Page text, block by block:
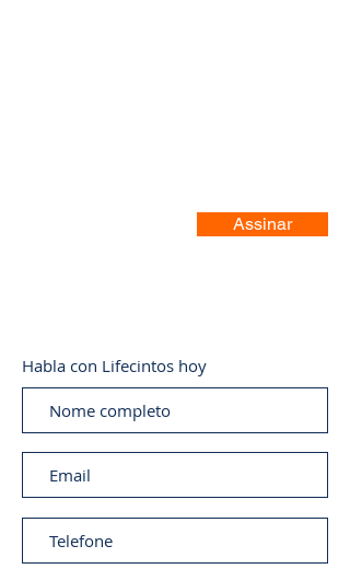
Assinar
Habla con Lifecintos hoy